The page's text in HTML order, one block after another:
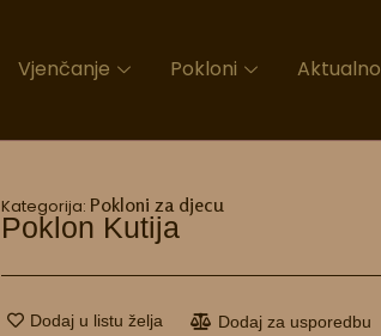
Vjenčanje Pokloni Aktualno
Kategorija: Pokloni za djecu
Poklon Kutija
Dodaj u listu želja Dodaj za usporedbu